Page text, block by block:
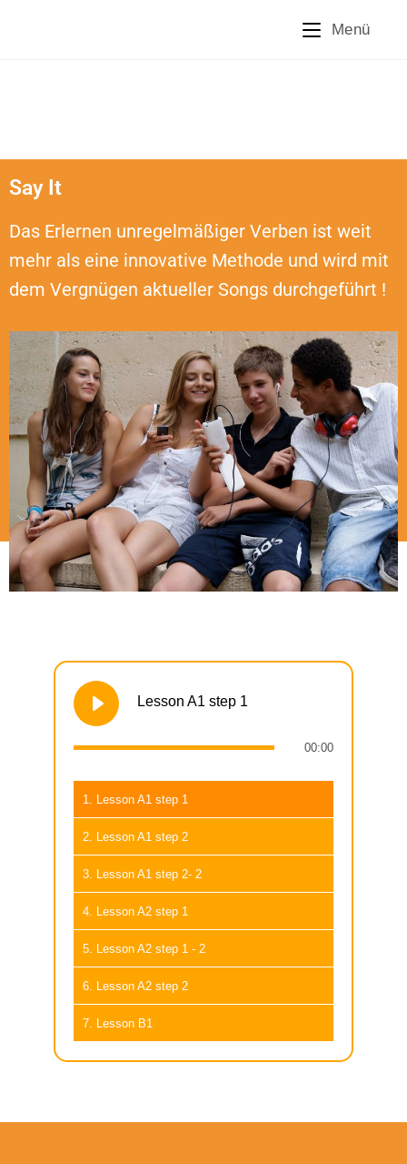
Menü
Say It
Das Erlernen unregelmäßiger Verben ist weit
mehr als eine innovative Methode und wird mit
dem Vergnügen aktueller Songs durchgeführt !
Lesson A1 step 1
00:00
1. Lesson A1 step 1
2. Lesson A1 step 2
3. Lesson A1 step 2- 2
4. Lesson A2 step 1
5. Lesson A2 step 1 - 2
6. Lesson A2 step 2
7. Lesson B1